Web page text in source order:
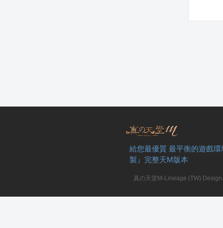
給您最優質 最平衡的遊戲
製』完整天M版本
真の天堂M-Lineage (TW)